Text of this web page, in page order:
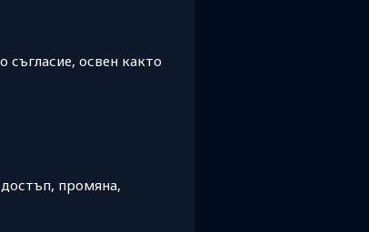
освен както
промяна,